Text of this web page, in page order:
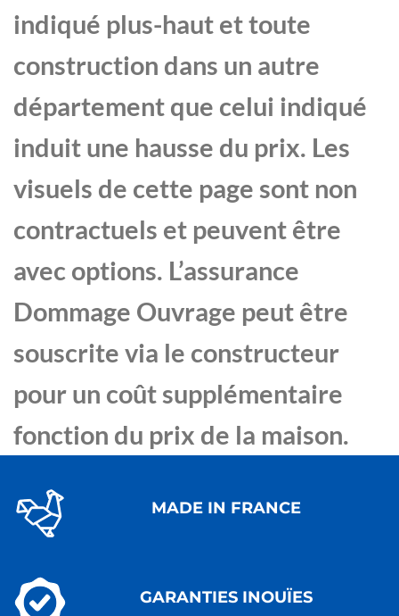
indiqué plus-haut et toute
construction dans un autre
département que celui indiqué
induit une hausse du prix. Les
visuels de cette page sont non
contractuels et peuvent être
avec options. L’assurance
Dommage Ouvrage peut être
souscrite via le constructeur
pour un coût supplémentaire
fonction du prix de la maison.
MADE IN FRANCE
GARANTIES INOUÏES